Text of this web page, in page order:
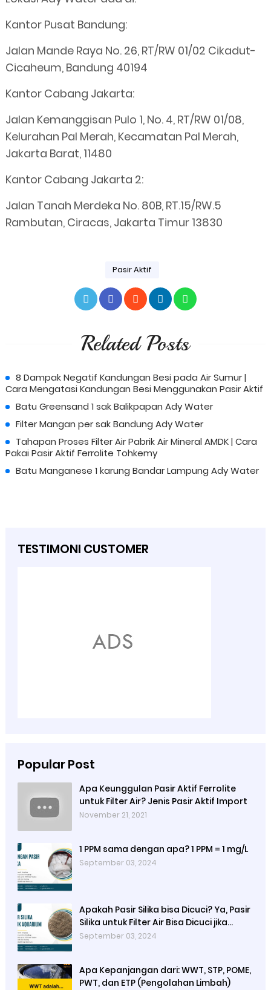
Kantor Pusat Bandung:
Jalan Mande Raya No. 26, RT/RW 01/02 Cikadut-
Cicaheum, Bandung 40194
Kantor Cabang Jakarta:
Jalan Kemanggisan Pulo 1, No. 4, RT/RW 01/08,
Kelurahan Pal Merah, Kecamatan Pal Merah,
Jakarta Barat, 11480
Kantor Cabang Jakarta 2:
Jalan Tanah Merdeka No. 80B, RT.15/RW.5
Rambutan, Ciracas, Jakarta Timur 13830
Pasir Aktif
Related Posts
8 Dampak Negatif Kandungan Besi pada Air Sumur |
Cara Mengatasi Kandungan Besi Menggunakan Pasir Aktif
Batu Greensand 1 sak Balikpapan Ady Water
Filter Mangan per sak Bandung Ady Water
Tahapan Proses Filter Air Pabrik Air Mineral AMDK | Cara
Pakai Pasir Aktif Ferrolite Tohkemy
Batu Manganese 1 karung Bandar Lampung Ady Water
TESTIMONI CUSTOMER
Popular Post
Apa Keunggulan Pasir Aktif Ferrolite
untuk Filter Air? Jenis Pasir Aktif Import
November 21, 2021
1 PPM sama dengan apa? 1 PPM = 1 mg/L
September 03, 2024
Apakah Pasir Silika bisa Dicuci? Ya, Pasir
Silika untuk Filter Air Bisa Dicuci jika
Sudah Kotor
September 03, 2024
Apa Kepanjangan dari: WWT, STP, POME,
PWT, dan ETP (Pengolahan Limbah)